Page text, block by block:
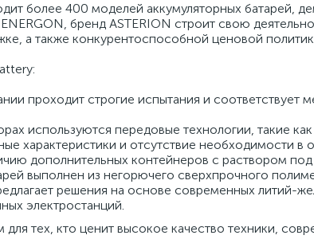
более 400 моделей аккумуляторных батарей,
бренд ASTERION строит свою
а также конкурентоспособной ценовой
проходит строгие испытания и соответствует
используются передовые технологии, такие
характеристики и отсутствие необходимости в
дополнительных контейнеров с раствором
выполнен из негорючего сверхпрочного
решения на основе современных литий-
электростанций.
тех, кто ценит высокое качество техники,